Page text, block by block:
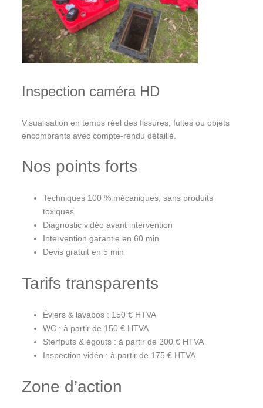
Inspection caméra HD
Visualisation en temps réel des fissures, fuites ou objets
encombrants avec compte-rendu détaillé.
Nos points forts
Techniques 100 % mécaniques, sans produits
toxiques
Diagnostic vidéo avant intervention
Intervention garantie en 60 min
Devis gratuit en 5 min
Tarifs transparents
Éviers & lavabos : 150 € HTVA
WC : à partir de 150 € HTVA
Sterfputs & égouts : à partir de 200 € HTVA
Inspection vidéo : à partir de 175 € HTVA
Zone d’action